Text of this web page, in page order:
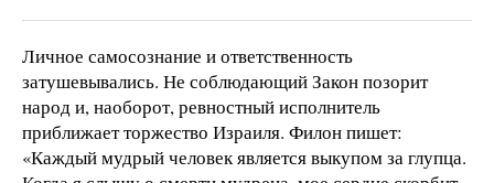
Личное самосознание и ответственность
затушевывались. Не соблюдающий Закон позорит
народ и, наоборот, ревностный исполнитель
приближает торжество Израиля. Филон пишет:
«Каждый мудрый человек является выкупом за глупца.